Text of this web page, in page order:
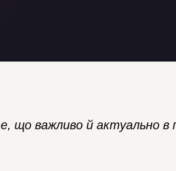
що важливо й актуально в